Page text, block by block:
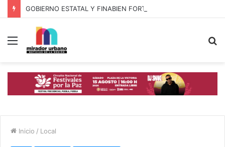
Menú
Inicio / Local